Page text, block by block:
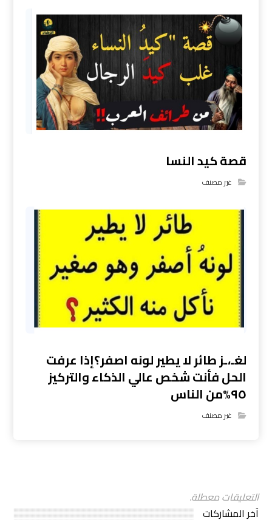
قصة كيد النسا
غير مصنف
لغـ،ـز طائر لا يطير لونه اصفر؟إذا عرفت
الحل فأنت شخص عالي الذكاء والتركيز
٩٥%من الناس
غير مصنف
التعليقات معطلة.
آخر المشاركات